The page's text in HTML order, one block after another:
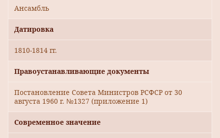
Ансамбль
Датировка
1810-1814 гг.
Правоустанавливающие документы
Постановление Совета Министров РСФСР от 30
августа 1960 г. №1327 (приложение 1)
Современное значение